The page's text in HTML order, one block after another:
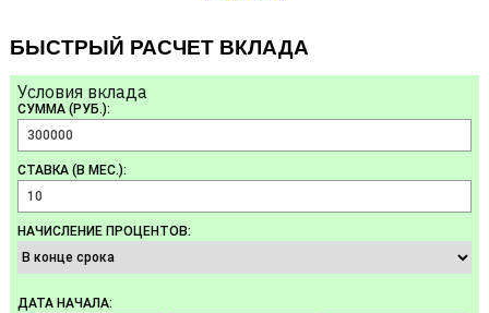
БЫСТРЫЙ РАСЧЕТ ВКЛАДА
Условия вклада
СУММА (РУБ.):
СТАВКА (В МЕС.):
НАЧИСЛЕНИЕ ПРОЦЕНТОВ:
ДАТА НАЧАЛА: